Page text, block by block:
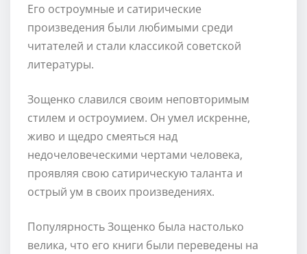
Его остроумные и сатирические
произведения были любимыми среди
читателей и стали классикой советской
литературы.
Зощенко славился своим неповторимым
стилем и остроумием. Он умел искренне,
живо и щедро смеяться над
недочеловеческими чертами человека,
проявляя свою сатирическую таланта и
острый ум в своих произведениях.
Популярность Зощенко была настолько
велика, что его книги были переведены на